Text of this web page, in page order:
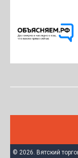
© 2026. Вятский